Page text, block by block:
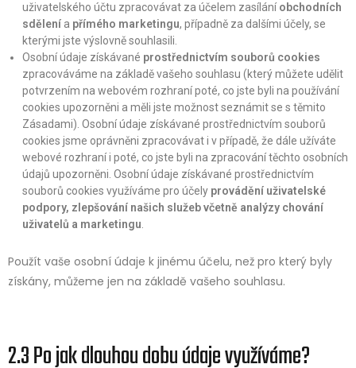
uživatelského účtu zpracovávat za účelem zasíláníobchodních
sdělenía přímého marketingu, případně za dalšími účely, se
kterými jste výslovně souhlasili.
Osobní údaje získávané prostřednictvím souborů cookies
zpracováváme na základě vašeho souhlasu (který můžete udělit
potvrzením na webovém rozhraní poté, co jste byli na používání
cookies upozorněni a měli jste možnost seznámit se s těmito
Zásadami). Osobní údaje získávané prostřednictvím souborů
cookies jsme oprávněni zpracovávat i v případě, že dále užíváte
webové rozhraní i poté, co jste byli na zpracování těchto osobních
údajů upozorněni. Osobní údaje získávané prostřednictvím
souborů cookies využíváme pro účely provádění uživatelské
podpory, zlepšování našich služeb včetně analýzy chování
uživatelů a marketingu
Použít vaše osobní údaje k jinému účelu, než pro který byly
získány, můžeme jen na základě vašeho souhlasu.
2.3 Po jak dlouhou dobu údaje využíváme?